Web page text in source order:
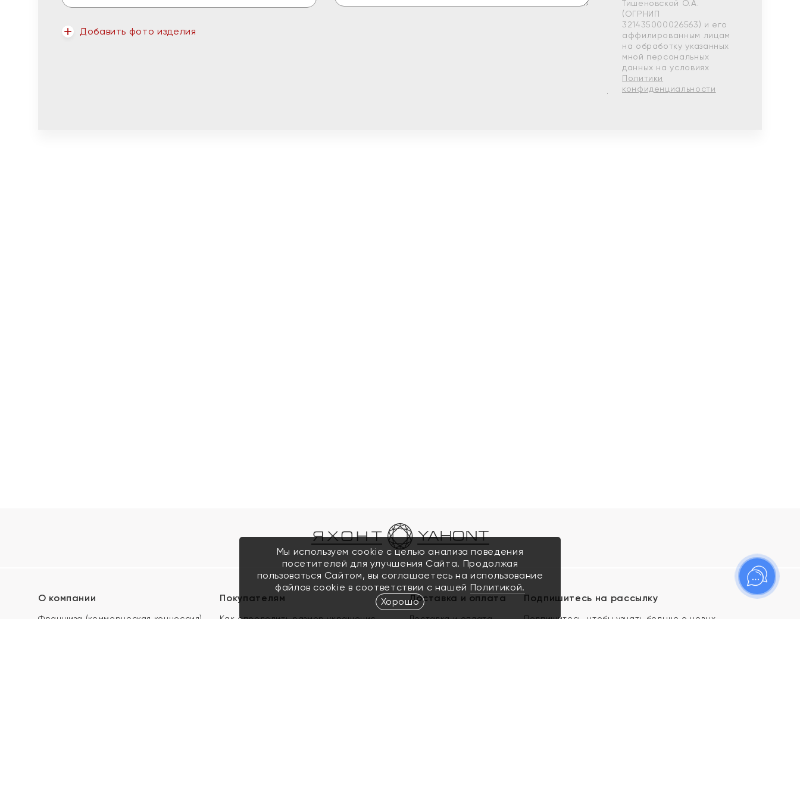
Добавить фото изделия
Тишеновской О.А.
(ОГРНИП
321435000026563) и его
аффилированным лицам
на обработку указанных
мной персональных
данных на условиях
Политики
конфиденциальности
О компании
Франшиза (коммерческая концессия)
Покупателям
Как определить размер украшения
Доставка и оплата
Доставка и оплата
Подпишитесь на рассылку
Подпишитесь, чтобы узнать больше о новых
Мы используем cookie с целью анализа поведения
посетителей для улучшения Сайта. Продолжая
пользоваться Сайтом, вы соглашаетесь на использование
файлов cookie в соответствии с нашей Политикой.
Хорошо